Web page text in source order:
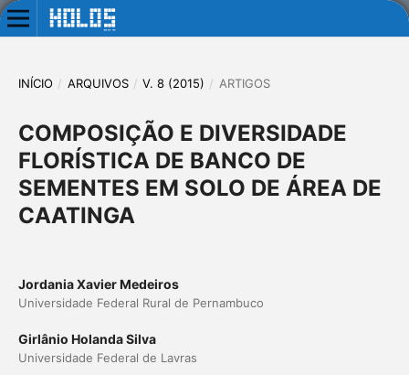
INÍCIO / ARQUIVOS / V. 8 (2015) / ARTIGOS
COMPOSIÇÃO E DIVERSIDADE
FLORÍSTICA DE BANCO DE
SEMENTES EM SOLO DE ÁREA DE
CAATINGA
Jordania Xavier Medeiros
Universidade Federal Rural de Pernambuco
Girlânio Holanda Silva
Universidade Federal de Lavras